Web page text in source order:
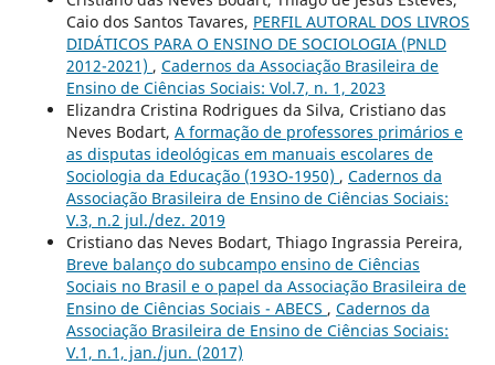
Caio dos Santos Tavares, PERFIL AUTORAL DOS LIVROS
DIDÁTICOS PARA O ENSINO DE SOCIOLOGIA (PNLD
2012-2021) , Cadernos da Associação Brasileira de
Ensino de Ciências Sociais: Vol.7, n. 1, 2023
Elizandra Cristina Rodrigues da Silva, Cristiano das
Neves Bodart, A formação de professores primários e
as disputas ideológicas em manuais escolares de
Sociologia da Educação (193O-1950) , Cadernos da
Associação Brasileira de Ensino de Ciências Sociais:
V.3, n.2 jul./dez. 2019
Cristiano das Neves Bodart, Thiago Ingrassia Pereira,
Breve balanço do subcampo ensino de Ciências
Sociais no Brasil e o papel da Associação Brasileira de
Ensino de Ciências Sociais - ABECS , Cadernos da
Associação Brasileira de Ensino de Ciências Sociais:
V.1, n.1, jan./jun. (2017)